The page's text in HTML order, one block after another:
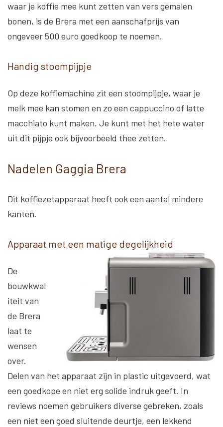
waar je koffie mee kunt zetten van vers gemalen
bonen, is de Brera met een aanschafprijs van
ongeveer 500 euro goedkoop te noemen.
Handig stoompijpje
Op deze koffiemachine zit een stoompijpje, waar je
melk mee kan stomen en zo een cappuccino of latte
macchiato kunt maken. Je kunt met het hete water
uit dit pijpje ook bijvoorbeeld thee zetten.
Nadelen Gaggia Brera
Dit koffiezetapparaat heeft ook een aantal mindere
kanten.
Apparaat met een matige degelijkheid
De
bouwkwal
iteit van
de Brera
laat te
wensen
over.
Delen van het apparaat zijn in plastic uitgevoerd, wat
een goedkope en niet erg solide indruk geeft. In
reviews noemen gebruikers diverse gebreken, zoals
een niet een goed sluitende deurtje, een lekkend